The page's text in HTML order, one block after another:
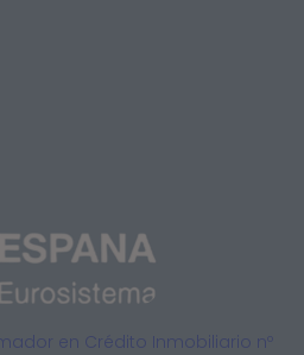
en Crédito Inmobiliario nº